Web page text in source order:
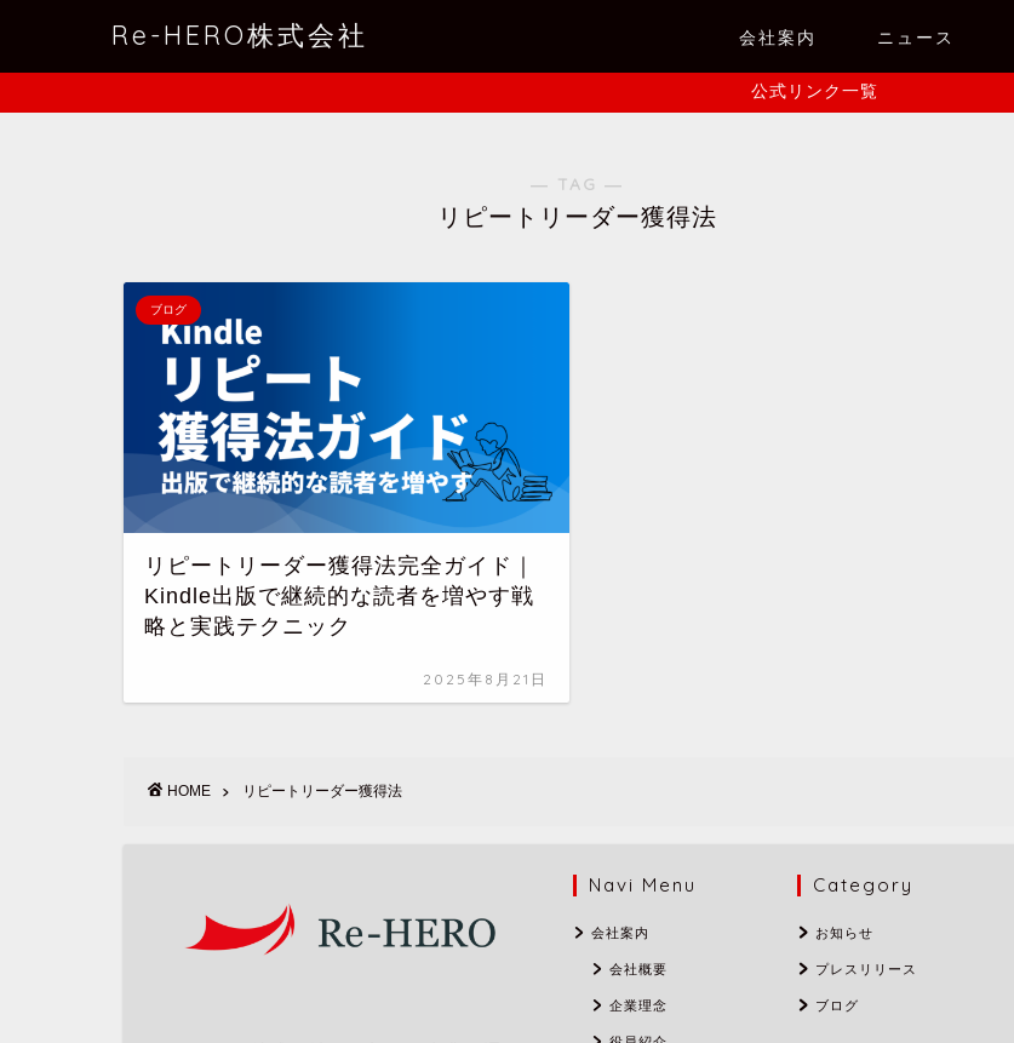
Re-HERO株式会社 会社案内 ニュース
公式リンク一覧
― TAG ―
リピートリーダー獲得法
ブログ
リピートリーダー獲得法完全ガイド｜
Kindle出版で継続的な読者を増やす戦
略と実践テクニック
2025年8月21日
HOME リピートリーダー獲得法
Navi Menu
会社案内
会社概要
企業理念
Category
お知らせ
プレスリリース
ブログ